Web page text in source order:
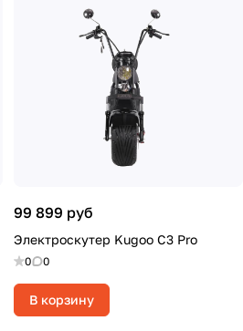
99 899 руб
Электроскутер Kugoo C3 Pro
0 0
В корзину